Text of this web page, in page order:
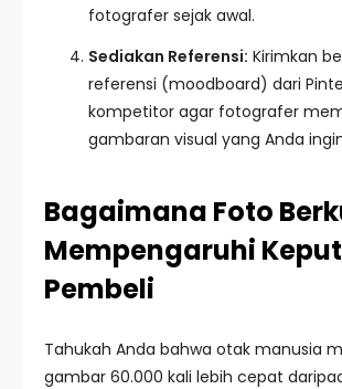
fotografer sejak awal.
Sediakan Referensi: Kirimkan
referensi (moodboard) dari
kompetitor agar fotografer
gambaran visual yang Anda
Bagaimana Foto
Mempengaruhi
Pembeli
Tahukah Anda bahwa otak manusia
gambar 60.000 kali lebih cepat